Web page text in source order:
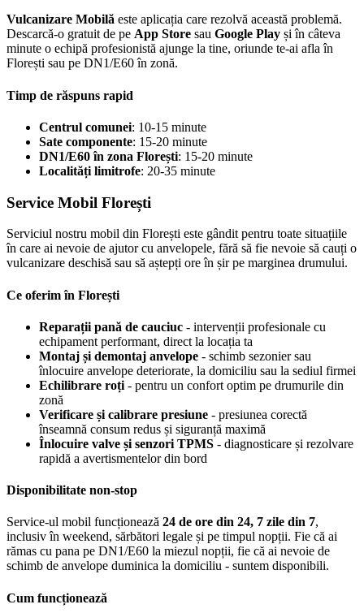
Vulcanizare Mobilă este aplicația care rezolvă această problemă.
Descarcă-o gratuit de pe App Store sau Google Play și în câteva
minute o echipă profesionistă ajunge la tine, oriunde te-ai afla în
Florești sau pe DN1/E60 în zonă.
Timp de răspuns rapid
Centrul comunei: 10-15 minute
Sate componente: 15-20 minute
DN1/E60 în zona Florești: 15-20 minute
Localități limitrofe: 20-35 minute
Service Mobil Florești
Serviciul nostru mobil din Florești este gândit pentru toate situațiile
în care ai nevoie de ajutor cu anvelopele, fără să fie nevoie să cauți o
vulcanizare deschisă sau să aștepți ore în șir pe marginea drumului.
Ce oferim în Florești
Reparații pană de cauciuc - intervenții profesionale cu
echipament performant, direct la locația ta
Montaj și demontaj anvelope - schimb sezonier sau
înlocuire anvelope deteriorate, la domiciliu sau la sediul firmei
Echilibrare roți - pentru un confort optim pe drumurile din
zonă
Verificare și calibrare presiune - presiunea corectă
înseamnă consum redus și siguranță maximă
Înlocuire valve și senzori TPMS - diagnosticare și rezolvare
rapidă a avertismentelor din bord
Disponibilitate non-stop
Service-ul mobil funcționează 24 de ore din 24, 7 zile din 7,
inclusiv în weekend, sărbători legale și pe timpul nopții. Fie că ai
rămas cu pana pe DN1/E60 la miezul nopții, fie că ai nevoie de
schimb de anvelope duminica la domiciliu - suntem disponibili.
Cum funcționează